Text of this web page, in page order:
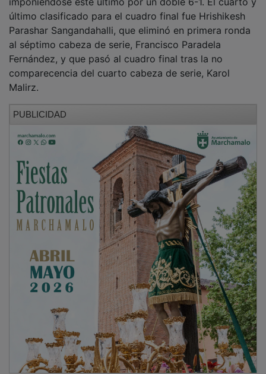
último clasificado para el cuadro final fue Hrishikesh
Parashar Sangandahalli, que eliminó en primera ronda
al séptimo cabeza de serie, Francisco Paradela
Fernández, y que pasó al cuadro final tras la no
comparecencia del cuarto cabeza de serie, Karol
Malirz.